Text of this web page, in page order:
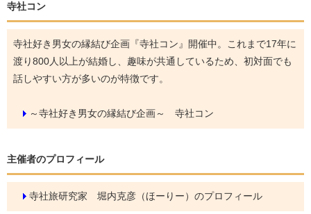
寺社コン
寺社好き男女の縁結び企画『寺社コン』開催中。これまで17年に
渡り800人以上が結婚し、趣味が共通しているため、初対面でも
話しやすい方が多いのが特徴です。
～寺社好き男女の縁結び企画～ 寺社コン
主催者のプロフィール
寺社旅研究家 堀内克彦（ほーりー）のプロフィール